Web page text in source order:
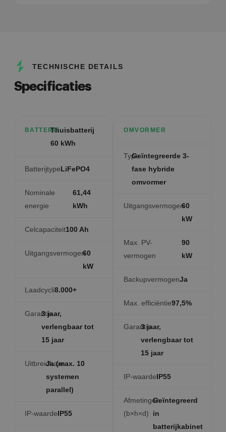
TECHNISCHE DETAILS
Specificaties
BATTERIJThuisbatterij
60 kWh
BatterijtypeLiFePO4
Nominale
energie
61,44
kWh
Celcapaciteit100 Ah
Uitgangsvermogen60
kW
Laadcycli8.000+
Garantie3 jaar,
verlengbaar tot
15 jaar
UitbreidbaarJa (max. 10
systemen
parallel)
IP-waardeIP55
OMVORMER
TypeGeïntegreerde 3-
fase hybride
omvormer
Uitgangsvermogen60
kW
Max. PV-
vermogen
90
kW
BackupvermogenJa
Max. efficiëntie97,5%
Garantie3 jaar,
verlengbaar tot
15 jaar
IP-waardeIP55
Afmetingen
(b×h×d)
Geïntegreerd
in
batterijkabinet